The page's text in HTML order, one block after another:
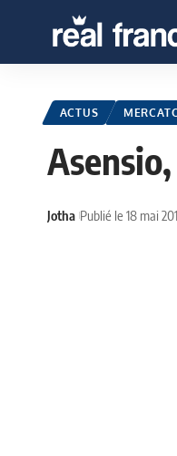
ACTUS
Jotha Publié le 18 mai